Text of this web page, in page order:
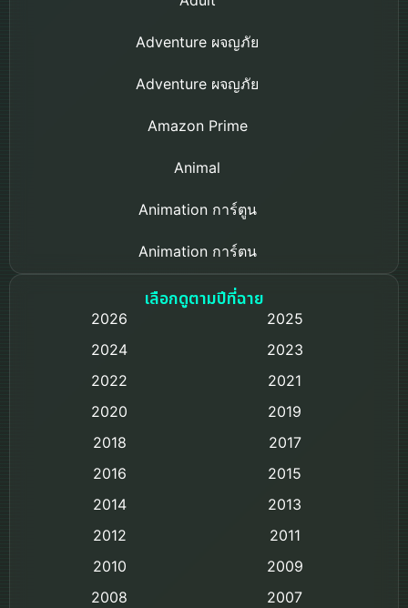
Adventure ผจญภัย
Adventure ผจญภัย
Amazon Prime
Animal
Animation การ์ตูน
Animation การ์ตูน
Based on a True Story เรื่องจริง
เลือกดูตามปีที่ฉาย
2026
2025
2024
2023
2022
2021
2020
2019
2018
2017
2016
2015
2014
2013
2012
2011
2010
2009
2008
2007